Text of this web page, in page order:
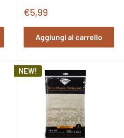
Prezzo
vendita
€5,99
Aggiungi al carrello
NEW!